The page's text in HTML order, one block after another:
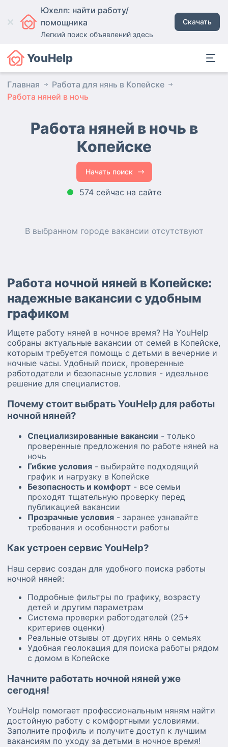
Юхелп: найти работу/
помощника
Легкий поиск объявлений здесь
Скачать
YouHelp
Главная
Работа для нянь в Копейске
Работа няней в ночь
Работа няней в ночь в
Копейске
Начать поиск
574 сейчас на сайте
В выбранном городе вакансии отсутствуют
Работа ночной няней в Копейске:
надежные вакансии с удобным
графиком
Ищете работу няней в ночное время? На YouHelp
собраны актуальные вакансии от семей в Копейске,
которым требуется помощь с детьми в вечерние и
ночные часы. Удобный поиск, проверенные
работодатели и безопасные условия - идеальное
решение для специалистов.
Почему стоит выбрать YouHelp для работы
ночной няней?
Специализированные вакансии - только
проверенные предложения по работе няней на
ночь
Гибкие условия - выбирайте подходящий
график и нагрузку в Копейске
Безопасность и комфорт - все семьи
проходят тщательную проверку перед
публикацией вакансии
Прозрачные условия - заранее узнавайте
требования и особенности работы
Как устроен сервис YouHelp?
Наш сервис создан для удобного поиска работы
ночной няней:
Подробные фильтры по графику, возрасту
детей и другим параметрам
Система проверки работодателей (25+
критериев оценки)
Реальные отзывы от других нянь о семьях
Удобная геолокация для поиска работы рядом
с домом в Копейске
Начните работать ночной няней уже
сегодня!
YouHelp помогает профессиональным няням найти
достойную работу с комфортными условиями.
Заполните профиль и получите доступ к лучшим
вакансиям по уходу за детьми в ночное время!